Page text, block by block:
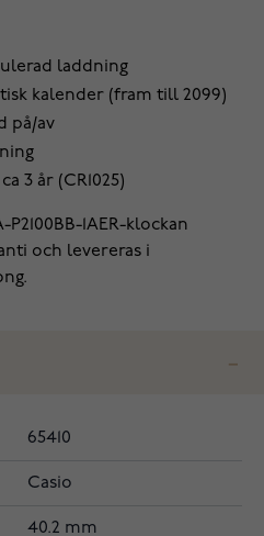
laddning
kalender (fram till 2099)
på/av
3 år (CR1025)
1AER-klockan
och levereras i
65410
Casio
40.2 mm